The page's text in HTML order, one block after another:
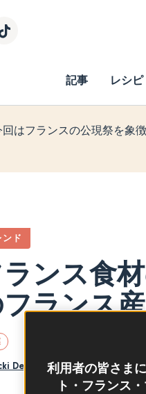
記事 レシピ
はフランスの公現祭を象
ンド
ンス食
ランス
Denig
利用者の皆さま
ト・フランス